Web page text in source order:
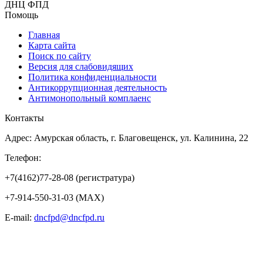
ДНЦ ФПД
Помощь
Главная
Карта сайта
Поиск по сайту
Версия для слабовидящих
Политика конфиденциальности
Антикоррупционная деятельность
Антимонопольный комплаенс
Контакты
Адрес: Амурская область, г. Благовещенск, ул. Калинина, 22
Телефон:
+7(4162)77-28-08 (регистратура)
+7-914-550-31-03 (MAX)
E-mail: dncfpd@dncfpd.ru